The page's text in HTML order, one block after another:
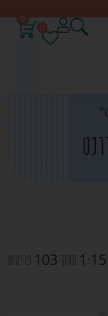
0
1 -15 מתוך 103 פריטים